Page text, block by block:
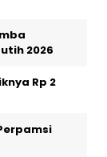
2026
Rp 2